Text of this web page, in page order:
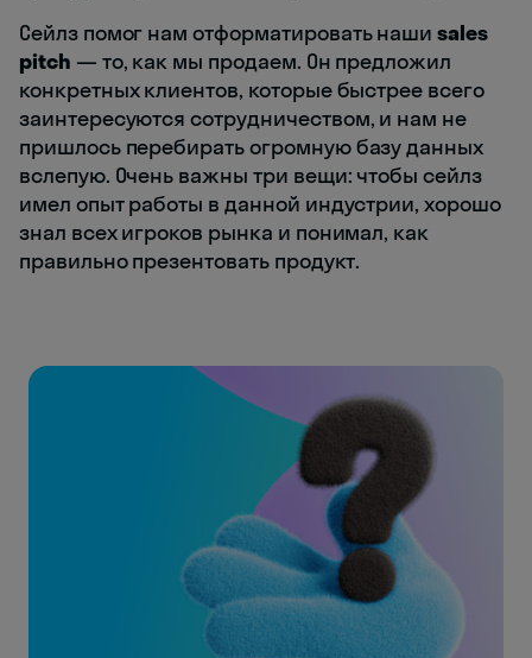
Сейлз помог нам отформатировать нашиsales
pitch — то, как мы продаем. Он предложил
конкретных клиентов, которые быстрее всего
заинтересуются сотрудничеством, и нам не
пришлось перебирать огромную базу данных
вслепую. Очень важны три вещи: чтобы сейлз
имел опыт работы в данной индустрии, хорошо
знал всех игроков рынка и понимал, как
правильно презентовать продукт.